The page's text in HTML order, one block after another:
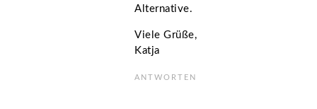
Alternative.
Viele Grüße,
Katja
ANTWORTEN